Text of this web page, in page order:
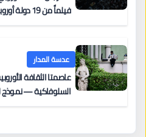
فيلماً من 19 دولة أوروبية بالدخول المجاني
عدسة المدار
السلوفاكية — نموذج